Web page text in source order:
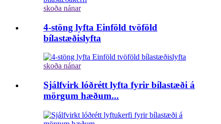
skoða nánar
4-stöng lyfta Einföld tvöföld
bílastæðislyfta
skoða nánar
Sjálfvirk lóðrétt lyfta fyrir bílastæði á
mörgum hæðum...